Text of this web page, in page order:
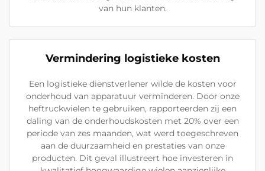
van hun klanten.
Vermindering logistieke kosten
Een logistieke dienstverlener wilde de kosten voor
onderhoud van apparatuur verminderen. Door onze
heftruckwielen te gebruiken, rapporteerden zij een
daling van de onderhoudskosten met 20% over een
periode van zes maanden, wat werd toegeschreven
aan de duurzaamheid en prestaties van onze
producten. Dit geval illustreert hoe investeren in